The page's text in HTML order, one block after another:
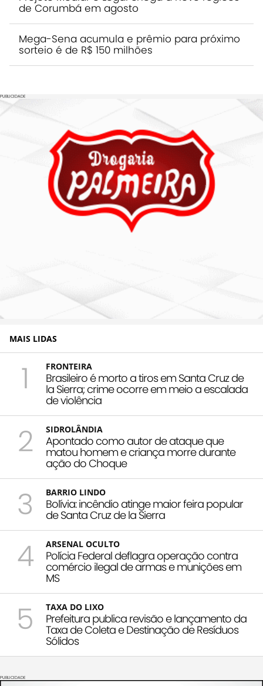
de Corumbá em agosto
Mega-Sena acumula e prêmio para próximo
sorteio é de R$ 150 milhões
PUBLICIDADE
MAIS LIDAS
1 FRONTEIRA
Brasileiro é morto a tiros em Santa Cruz de
la Sierra; crime ocorre em meio a escalada
de violência
2 SIDROLÂNDIA
Apontado como autor de ataque que
matou homem e criança morre durante
ação do Choque
3 BARRIO LINDO
Bolívia: incêndio atinge maior feira popular
de Santa Cruz de la Sierra
4 ARSENAL OCULTO
Polícia Federal deflagra operação contra
comércio ilegal de armas e munições em
MS
5 TAXA DO LIXO
Prefeitura publica revisão e lançamento da
Taxa de Coleta e Destinação de Resíduos
Sólidos
PUBLICIDADE